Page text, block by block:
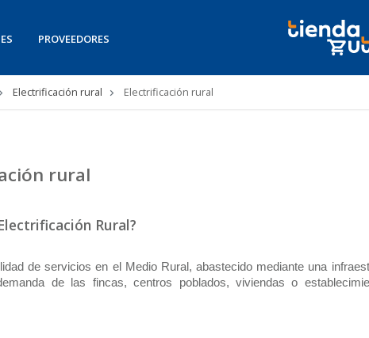
PROVEEDORES
Electrificación rural Electrificación rural
rural
Rural?
de servicios en el Medio Rural, abastecido mediante una
de las fincas, centros poblados, viviendas o